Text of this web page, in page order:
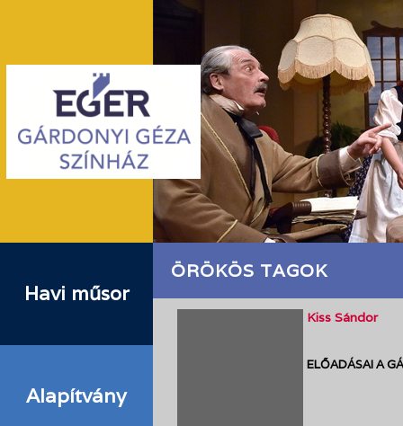
Havi műsor
Alapítvány
ÖRÖKÖS TAGOK
Kiss Sándor
ELŐADÁSAI A